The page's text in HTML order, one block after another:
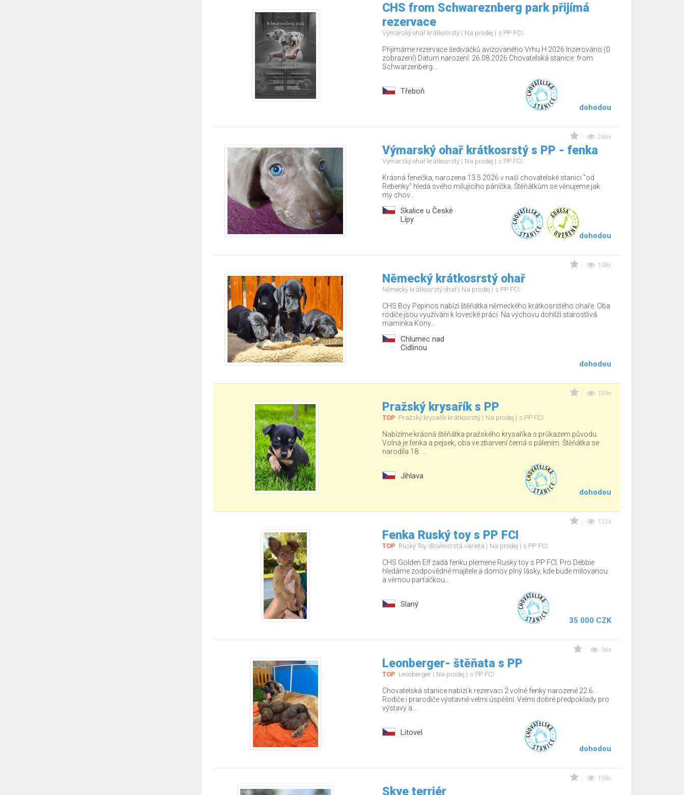
CHS from Schwareznberg park přijímá
rezervace
Výmarský ohař krátkosrstý Na prodej s PP FCI
Přijímáme rezervace šediváčků avizovaného Vrhu H 2026 Inzerováno (0
zobrazení) Datum narození: 26.08.2026 Chovatelská stanice: from
Schwarzenberg...
Třeboň
dohodou
286x
Výmarský ohař krátkosrstý s PP - fenka
Výmarský ohař krátkosrstý Na prodej s PP FCI
Krásná fenečka, narozena 13.5.2026 v naší chovatelské stanici "od
Rebenky" hledá svého milujícího páníčka. Štěňátkům se věnujeme jak
my chov...
Skalice u České
Lípy
dohodou
108x
Německý krátkosrstý ohař
Německý krátkosrstý ohař Na prodej s PP FCI
CHS Boy Pepinos nabízí štěňátka německého krátkosrstého ohaře. Oba
rodiče jsou využíváni k lovecké práci. Na výchovu dohlíží starostlivá
maminka Kony...
Chlumec nad
Cidlinou
dohodou
139x
Pražský krysařík s PP
TOP Pražský krysařík krátkosrstý Na prodej s PP FCI
Nabízíme krásná štěňátka pražského krysaříka s průkazem původu.
Volná je fenka a pejsek, oba ve zbarvení černá s pálením. Štěňátka se
narodila 18. ...
Jihlava
dohodou
132x
Fenka Ruský toy s PP FCI
TOP Ruský Toy dlouhosrstá varieta Na prodej s PP FCI
CHS Golden Elf zadá fenku plemene Ruský toy s PP FCI. Pro Debbie
hledáme zodpovědné majitele a domov plný lásky, kde bude milovanou
a věrnou parťačkou...
Slaný
35 000 CZK
96x
Leonberger- štěňata s PP
TOP Leonberger Na prodej s PP FCI
Chovatelská stanice nabízí k rezervaci 2 volné fenky narozené 22.6..
Rodiče i prarodiče výstavně velmi úspěšní. Velmi dobré předpoklady pro
výstavy a...
Litovel
dohodou
158x
Skye terriér